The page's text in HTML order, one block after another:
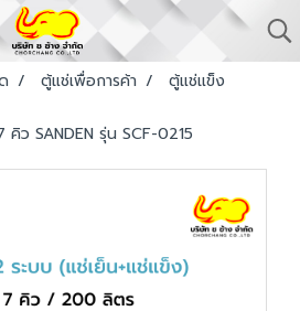
ตู้แช่เพื่อการค้า
ตู้แช่แข็ง
ว SANDEN รุ่น SCF-0215